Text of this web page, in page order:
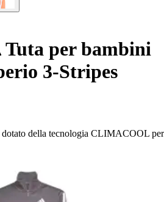
Tuta per bambini
3-Stripes
della tecnologia CLIMACOOL per